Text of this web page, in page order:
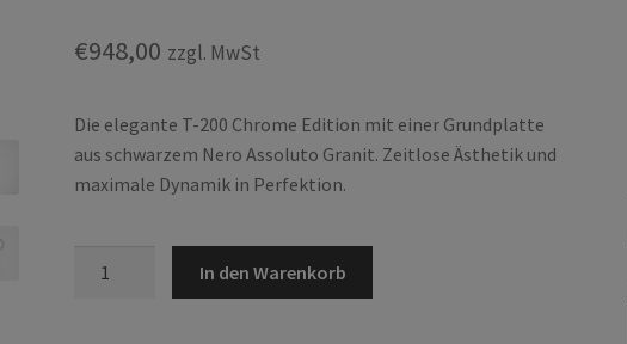
€948,00 zzgl. MwSt
Die elegante T-200 Chrome Edition mit einer Grundplatte
aus schwarzem Nero Assoluto Granit. Zeitlose Ästhetik und
maximale Dynamik in Perfektion.
In den Warenkorb